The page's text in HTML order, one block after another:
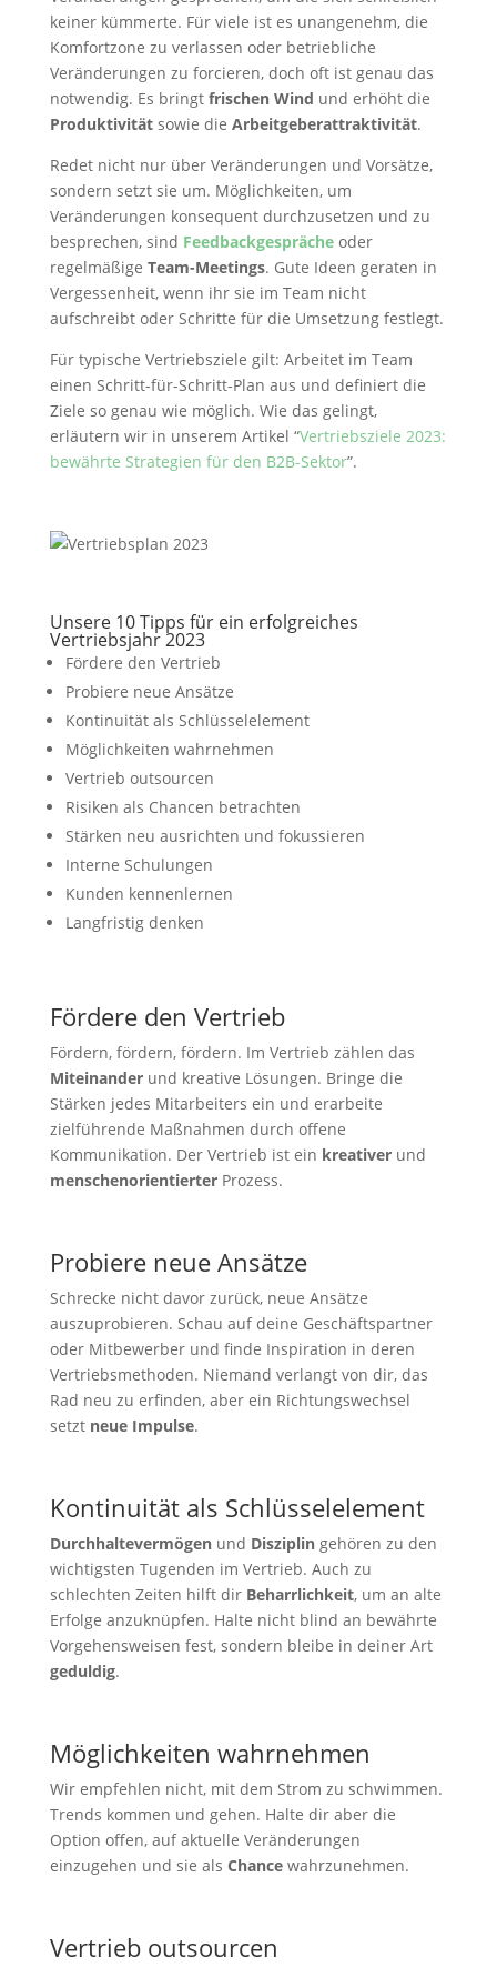
keiner kümmerte. Für viele ist es unangenehm, die
Komfortzone zu verlassen oder betriebliche
Veränderungen zu forcieren, doch oft ist genau das
notwendig. Es bringtfrischen Wind und erhöht die
Produktivitätsowie die Arbeitgeberattraktivität.
Redet nicht nur über Veränderungen und Vorsätze,
sondern setzt sie um. Möglichkeiten, um
Veränderungen konsequent durchzusetzen und zu
besprechen, sind Feedbackgesprächeoder
regelmäßige Team-Meetings. Gute Ideen geraten in
Vergessenheit, wenn ihr sie im Team nicht
aufschreibt oder Schritte für die Umsetzung festlegt.
Für typische Vertriebsziele gilt: Arbeitet im Team
einen Schritt-für-Schritt-Plan aus und definiert die
Ziele so genau wie möglich. Wie das gelingt,
erläutern wir in unserem Artikel “Vertriebsziele 2023:
bewährte Strategien für den B2B-Sektor”.
Unsere 10 Tipps für ein erfolgreiches
Vertriebsjahr 2023
Fördere den Vertrieb
Probiere neue Ansätze
Kontinuität als Schlüsselelement
Möglichkeiten wahrnehmen
Vertrieb outsourcen
Risiken als Chancen betrachten
Stärken neu ausrichten und fokussieren
Interne Schulungen
Kunden kennenlernen
Langfristig denken
Fördere den Vertrieb
Fördern, fördern, fördern. Im Vertrieb zählen das
Miteinanderund kreative Lösungen. Bringe die
Stärken jedes Mitarbeiters ein und erarbeite
zielführende Maßnahmen durch offene
Kommunikation. Der Vertrieb ist ein kreativerund
menschenorientierterProzess.
Probiere neue Ansätze
Schrecke nicht davor zurück, neue Ansätze
auszuprobieren. Schau auf deine Geschäftspartner
oder Mitbewerber und finde Inspiration in deren
Vertriebsmethoden. Niemand verlangt von dir, das
Rad neu zu erfinden, aber ein Richtungswechsel
setzt neue Impulse.
Kontinuität als Schlüsselelement
Durchhaltevermögenund Disziplingehören zu den
wichtigsten Tugenden im Vertrieb. Auch zu
schlechten Zeiten hilft dir Beharrlichkeit, um an alte
Erfolge anzuknüpfen. Halte nicht blind an bewährte
Vorgehensweisen fest, sondern bleibe in deiner Art
geduldig.
Möglichkeiten wahrnehmen
Wir empfehlen nicht, mit dem Strom zu schwimmen.
Trends kommen und gehen. Halte dir aber die
Option offen, auf aktuelle Veränderungen
einzugehen und sie als Chance wahrzunehmen.
Vertrieb outsourcen